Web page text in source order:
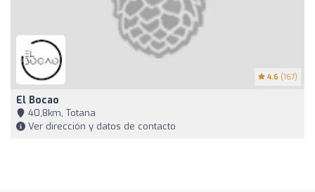
4.6 (167)
El Bocao
40,8km, Totana
Ver dirección y datos de contacto